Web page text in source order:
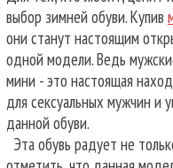
выбор зимней обуви. Купив
они станут настоящим
одной модели. Ведь
мини - это настоящая
для сексуальных мужчин и
данной обуви.
Эта обувь радует не